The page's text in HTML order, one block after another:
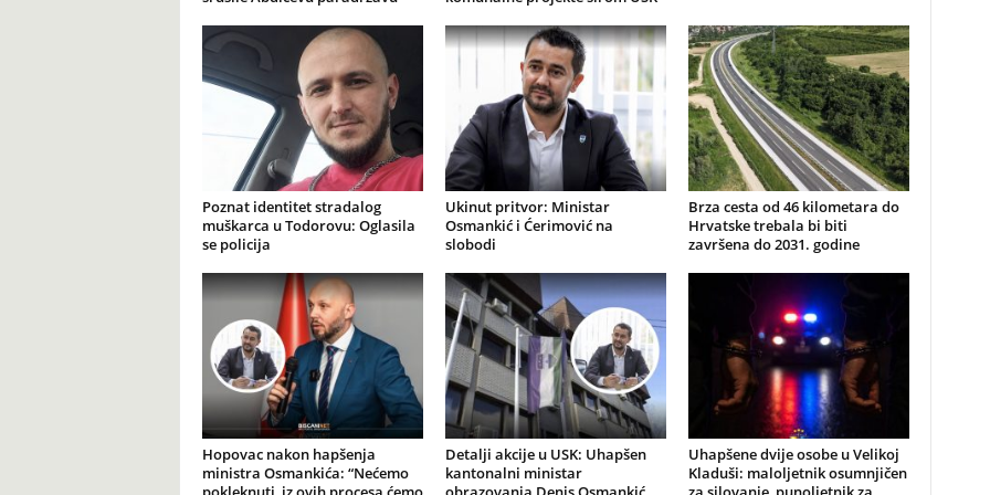
Poznat identitet stradalog
muškarca u Todorovu: Oglasila
se policija
Ukinut pritvor: Ministar
Osmankić i Ćerimović na
slobodi
Brza cesta od 46 kilometara do
Hrvatske trebala bi biti
završena do 2031. godine
Hopovac nakon hapšenja
ministra Osmankića: “Nećemo
Detalji akcije u USK: Uhapšen
kantonalni ministar
Uhapšene dvije osobe u Velikoj
Kladuši: maloljetnik osumnjičen